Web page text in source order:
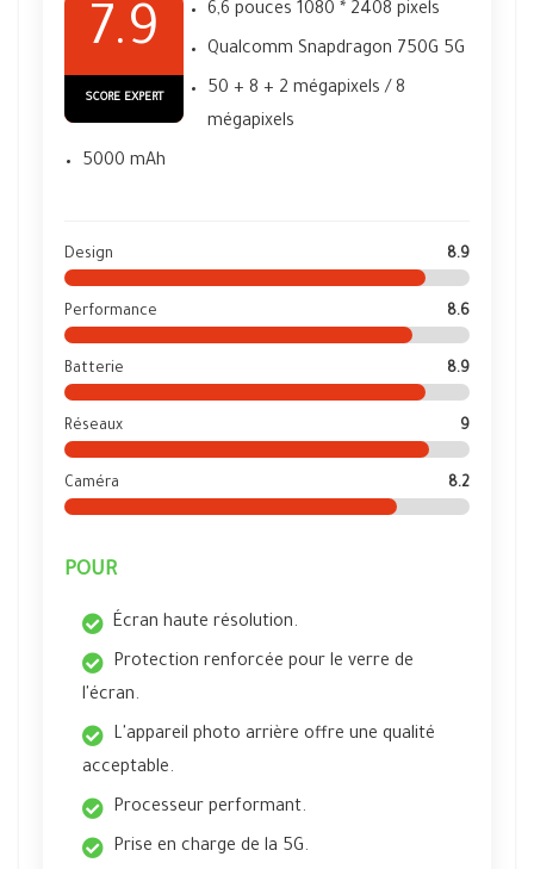
7.9
SCORE EXPERT
6,6 pouces 1080 * 2408 pixels
Qualcomm Snapdragon 750G 5G
50 + 8 + 2 mégapixels / 8
mégapixels
5000 mAh
Design 8.9
Performance 8.6
Batterie 8.9
Réseaux 9
Caméra 8.2
POUR
Écran haute résolution.
Protection renforcée pour le verre de
l'écran.
L'appareil photo arrière offre une qualité
acceptable.
Processeur performant.
Prise en charge de la 5G.